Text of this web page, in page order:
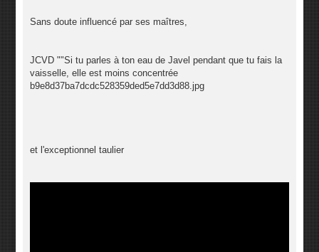
Sans doute influencé par ses maîtres,
JCVD ""Si tu parles à ton eau de Javel pendant que tu fais la
vaisselle, elle est moins concentrée
b9e8d37ba7dcdc528359ded5e7dd3d88.jpg
et l'exceptionnel taulier